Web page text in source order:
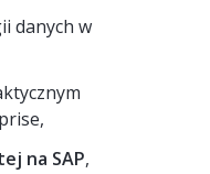
danych w
na SAP,